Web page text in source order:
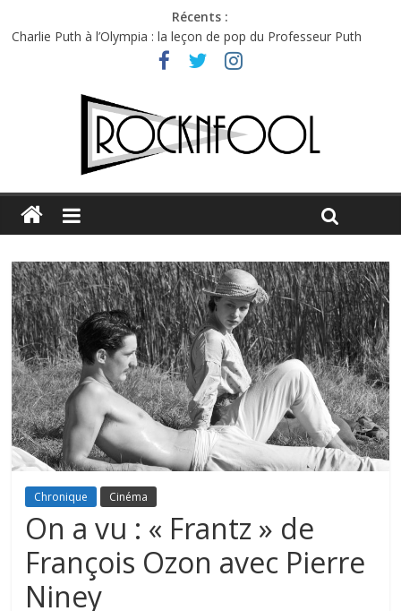
Récents :
Charlie Puth à l’Olympia : la leçon de pop du Professeur Puth
Festival Triptyque : un nouveau festival de musique indépendant
Hellfest 2026 vendredi : température et émotions en hausse
Hellfest 2026 jeudi : impossible de choisir entre chaleur et bonne
Première édition du Midgard Festival : entre bière, métal et
Chronique Cinéma
On a vu : « Frantz » de
François Ozon avec Pierre
Niney